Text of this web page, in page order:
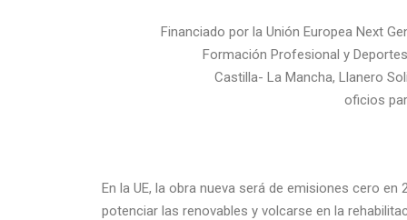
Financiado por la Unión Europea Next
Formación Profesional y
Castilla- La Mancha, Llanero
oficios
En la UE, la obra nueva será de emisiones cero
potenciar las renovables y volcarse en la